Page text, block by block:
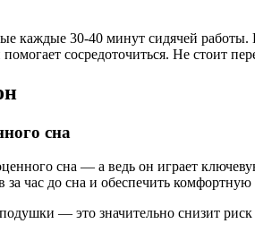
каждые 30-40 минут сидячей
сосредоточиться. Не стоит
сна
сна — а ведь он играет
за час до сна и обеспечить
— это значительно снизит